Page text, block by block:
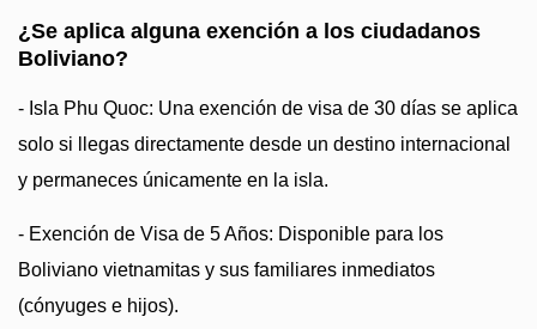
¿Se aplica alguna exención a los ciudadanos
Boliviano?
- Isla Phu Quoc: Una exención de visa de 30 días se aplica
solo si llegas directamente desde un destino internacional
y permaneces únicamente en la isla.
- Exención de Visa de 5 Años: Disponible para los
Boliviano vietnamitas y sus familiares inmediatos
(cónyuges e hijos).